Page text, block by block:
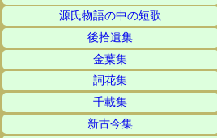
源氏物語の中の短歌
後拾遺集
金葉集
詞花集
千載集
新古今集